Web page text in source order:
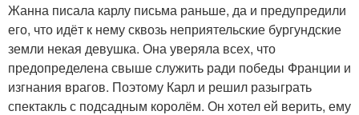
Жанна писала карлу письма раньше, да и предупредили
его, что идёт к нему сквозь неприятельские бургундские
земли некая девушка. Она уверяла всех, что
предопределена свыше служить ради победы Франции и
изгнания врагов. Поэтому Карл и решил разыграть
спектакль с подсадным королём. Он хотел ей верить, ему